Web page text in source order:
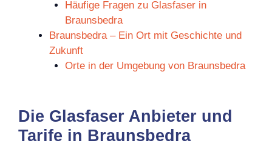
Häufige Fragen zu Glasfaser in
Braunsbedra
Braunsbedra – Ein Ort mit Geschichte und
Zukunft
Orte in der Umgebung von Braunsbedra
Die Glasfaser Anbieter und
Tarife in Braunsbedra